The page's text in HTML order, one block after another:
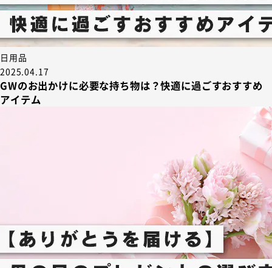
日用品
2025.04.17
GWのお出かけに必要な持ち物は？快適に過ごすおすすめ
アイテム